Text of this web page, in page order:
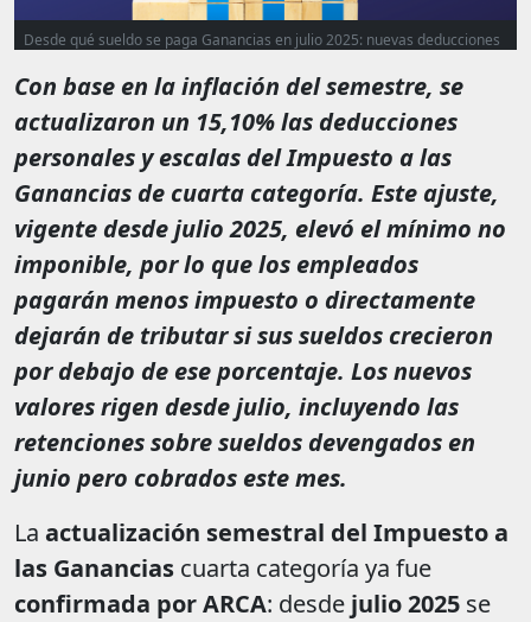
Desde qué sueldo se paga Ganancias en julio 2025: nuevas deducciones
Con base en la inflación del semestre, se
actualizaron un 15,10% las deducciones
personales y escalas del Impuesto a las
Ganancias de cuarta categoría. Este ajuste,
vigente desde julio 2025, elevó el mínimo no
imponible, por lo que los empleados
pagarán menos impuesto o directamente
dejarán de tributar si sus sueldos crecieron
por debajo de ese porcentaje. Los nuevos
valores rigen desde julio, incluyendo las
retenciones sobre sueldos devengados en
junio pero cobrados este mes.
La actualización semestral del Impuesto a
las Ganancias cuarta categoría ya fue
confirmada por ARCA: desde julio 2025 se